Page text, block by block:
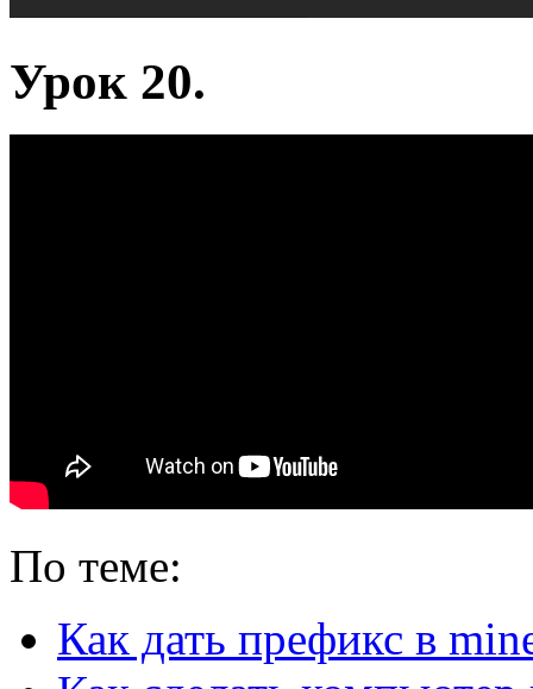
Урок 20.
По теме:
Как дать префикс в